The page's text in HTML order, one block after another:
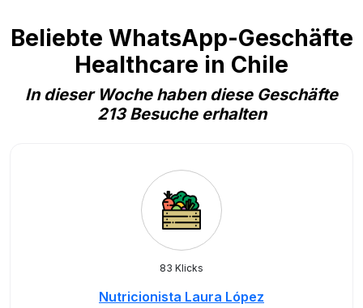
Beliebte WhatsApp-Geschäfte
Healthcare in Chile
In dieser Woche haben diese Geschäfte
213 Besuche erhalten
83 Klicks
Nutricionista Laura López